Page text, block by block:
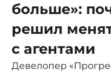
больше»:
решил
с агентами
Девелопер